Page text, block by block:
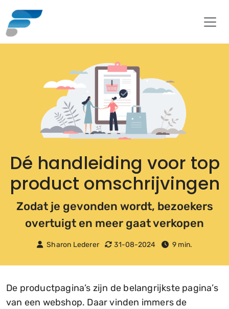
Dé handleiding voor top
product omschrijvingen
Zodat je gevonden wordt, bezoekers
overtuigt en meer gaat verkopen
Sharon Lederer 31-08-2024 9 min.
De productpagina’s zijn de belangrijkste pagina’s
van een webshop. Daar vinden immers de